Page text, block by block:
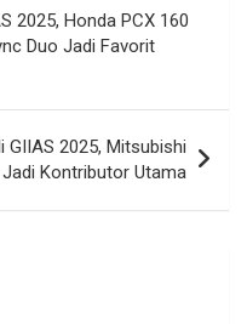
2025, Honda PCX 160
Duo Jadi Favorit
GIIAS 2025, Mitsubishi
Kontributor Utama